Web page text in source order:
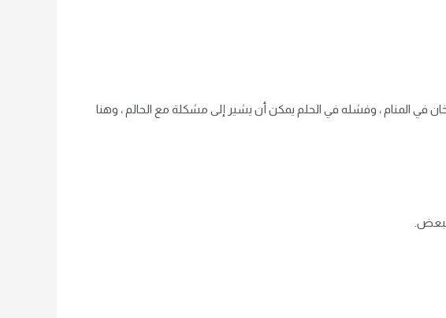
في المنام ، وفشله في الحلم يمكن أن يشير إلى مشكلة مع الحالم ، وهنا